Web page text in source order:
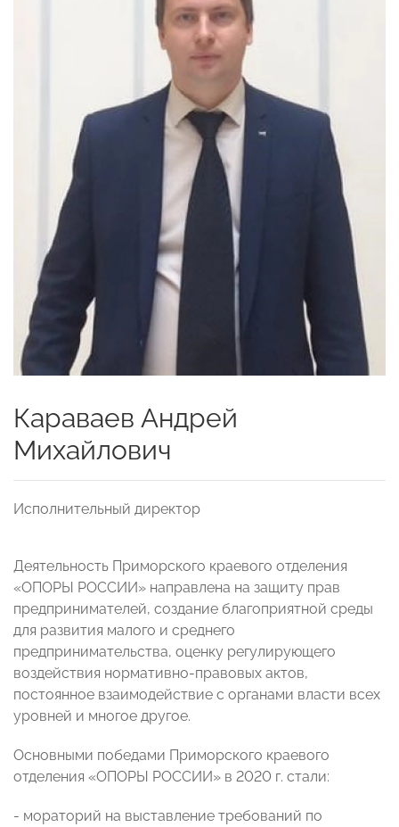
Караваев Андрей
Михайлович
Исполнительный директор
Деятельность Приморского краевого отделения
«ОПОРЫ РОССИИ» направлена на защиту прав
предпринимателей, создание благоприятной среды
для развития малого и среднего
предпринимательства, оценку регулирующего
воздействия нормативно-правовых актов,
постоянное взаимодействие с органами власти всех
уровней и многое другое.
Основными победами Приморского краевого
отделения «ОПОРЫ РОССИИ» в 2020 г. стали:
- мораторий на выставление требований по